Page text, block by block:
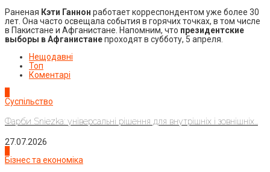
Раненая Кэти Ганнон работает корреспондентом уже более 30
лет. Она часто освещала события в горячих точках, в том числе
в Пакистане и Афганистане. Напомним, что президентские
выборы в Афганистанепроходят в субботу, 5 апреля.
Нещодавні
Топ
Коментарі
Суспільство
Фарби Sniezka: універсальні рішення для внутрішніх і зовнішніх...
27.07.2026
Бізнес та економіка